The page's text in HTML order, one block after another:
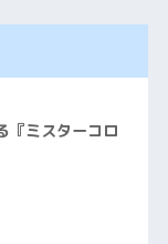
『ミスターコロ